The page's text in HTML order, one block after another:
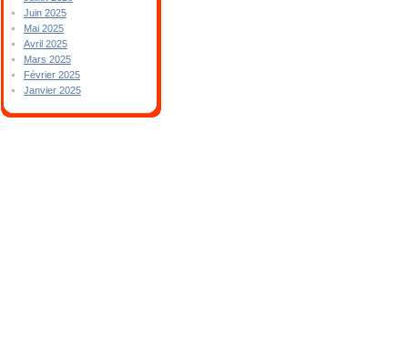
Juin 2025
Mai 2025
Avril 2025
Mars 2025
Février 2025
Janvier 2025